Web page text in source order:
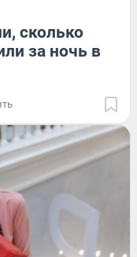
сколько
за ночь в